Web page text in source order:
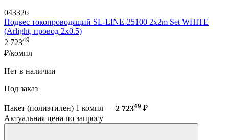
043326
Подвес токопроводящий SL-LINE-25100 2x2m Set WHITE
(Arlight, провод 2x0.5)
2 72349
₽/компл
Нет в наличии
Под заказ
Пакет (полиэтилен) 1 компл — 2 72349 ₽
Актуальная цена по запросу